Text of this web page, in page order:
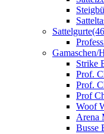
Sattelgurte
Gamaschen/
Strike
Prof.
Prof.
Prof
Woof
Arena
Busse